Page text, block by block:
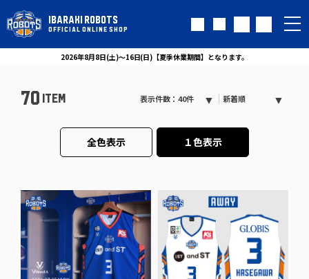
IBARAKI ROBOTS
OFFICIAL ONLINE SHOP
2026年8月8日(土)～16日(日)【夏季休業期間】となります。
70 ITEM 表示件数：40件 新着順
全色表示 １色表示